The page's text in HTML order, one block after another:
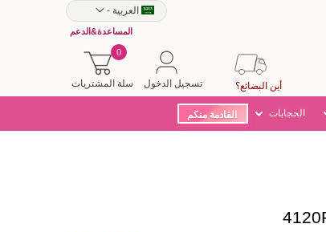
العربية -
المساعدة&الدعم
سلة المشتريات
0
تسجيل الدخول أين البضائع؟
الحجابات القادمة منكم